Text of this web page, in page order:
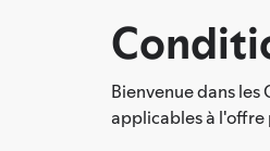
Bienvenue dans
applicables à l'offre